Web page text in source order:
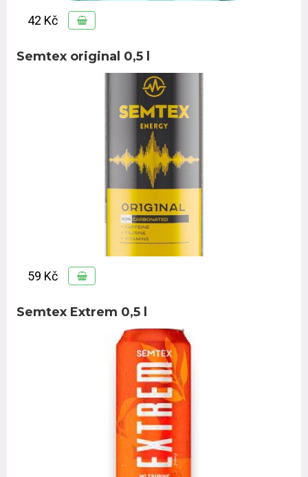
42 Kč
Semtex original 0,5 l
59 Kč
Semtex Extrem 0,5 l